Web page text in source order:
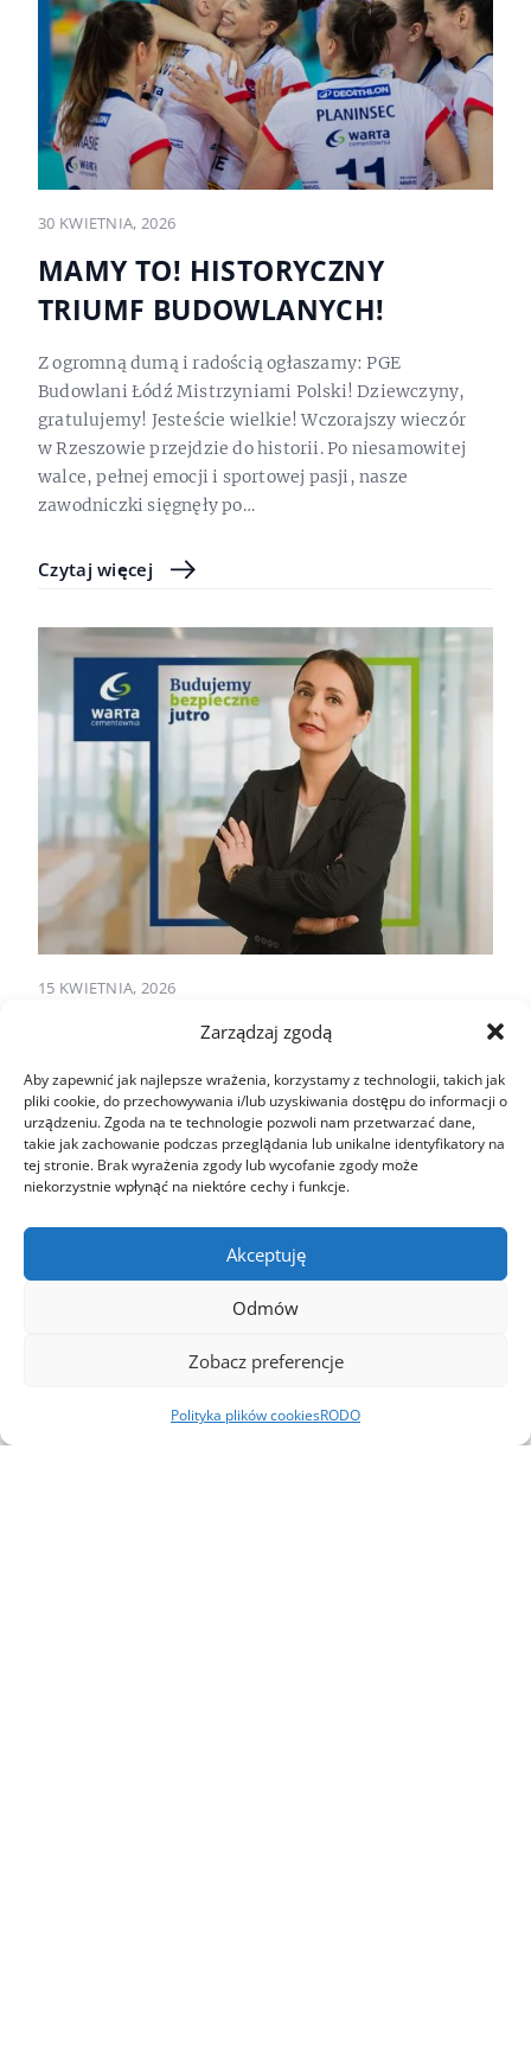
Zarządzaj zgodą
Aby zapewnić jak najlepsze wrażenia, korzystamy z technologii, takich jak
pliki cookie, do przechowywania i/lub uzyskiwania dostępu do informacji o
urządzeniu. Zgoda na te technologie pozwoli nam przetwarzać dane,
takie jak zachowanie podczas przeglądania lub unikalne identyfikatory na
tej stronie. Brak wyrażenia zgody lub wycofanie zgody może
niekorzystnie wpłynąć na niektóre cechy i funkcje.
Akceptuję
Odmów
Zobacz preferencje
Polityka plików cookiesRODO
MAMY TO! HISTORYCZNY
TRIUMF BUDOWLANYCH!
30 KWIETNIA, 2026
Z ogromną dumą i radością ogłaszamy: PGE
Budowlani Łódź Mistrzyniami Polski! Dziewczyny,
gratulujemy! Jesteście wielkie! Wczorajszy wieczór
w Rzeszowie przejdzie do historii. Po niesamowitej
walce, pełnej emocji i sportowej pasji, nasze
zawodniczki sięgnęły po…
Czytaj więcej
Monika Porębska nominowana
do konkursu Top Woman in Real
Estate!
15 KWIETNIA, 2026
Z przyjemnością informujemy, że Pani Monika
Porębska, pełniąca w Cementowni Warta S.A. funkcję
Pełnomocnika Zarządu ds. zrównoważonego rozwoju
i odpowiedzialnego biznesu, została nominowana
do tegorocznej edycji konkursu Top Woman in Real